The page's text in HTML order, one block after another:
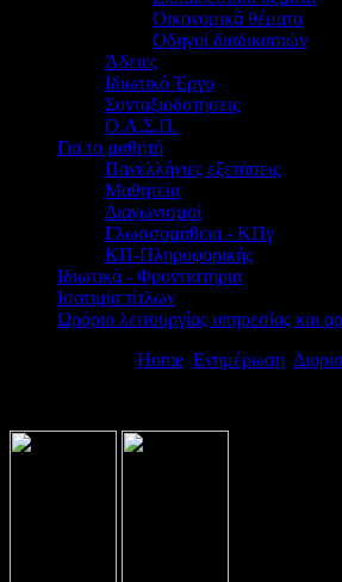
Οικονομικά θέματα
Οδηγοί διαδικασιών
Άδειες
Ιδιωτικό Έργο
Συνταξιοδοτήσεις
Ο.Α.Σ.Π.
Για το μαθητή
Πανελλήνιες εξετάσεις
Μαθητεία
Διαγωνισμοί
Γλωσσομάθεια - ΚΠγ
ΚΠ-Πληροφορικής
Ιδιωτικά - Φροντιστήρια
Ισοτιμία τίτλων
Ωράριο λειτουργίας υπηρεσίας και
Home Ενημέρωση